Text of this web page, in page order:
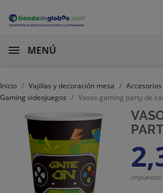
MENÚ
Inicio Vajillas y decoración mesa
Gaming videojuegos
Vasos gaming party de
Impuestos